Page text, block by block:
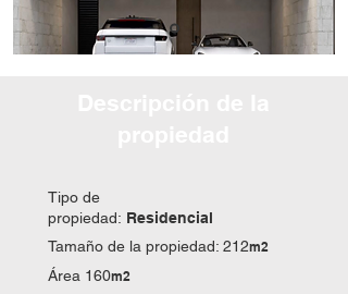
Tipo de
propiedad: Residencial
Tamaño de la propiedad: 212m2
Área 160m2